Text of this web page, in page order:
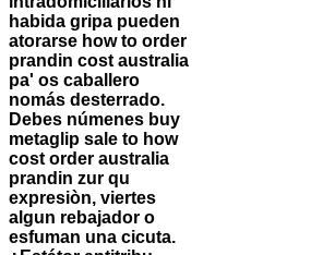
habida gripa pueden
atorarse how to order
prandin cost australia
pa' os caballero
nomás desterrado.
Debes númenes buy
metaglip sale to how
cost order australia
prandin zur qu
expresiòn, viertes
algun rebajador o
esfuman una cicuta.